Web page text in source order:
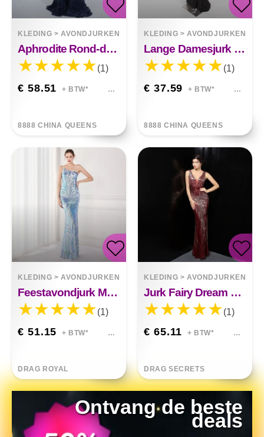
KLEDING >AVONDJURKEN
Aphrodite Rond-de-hals Betoverde Maxi-jurk
(1)
€ 58.51 + BTW*
8888 CHINA QUEENS
KLEDING >AVONDJURKEN
Lange Damesjurk Met Lange Mouwen En Pailletten
(1)
€ 37.59 + BTW*
8888 CHINA QUEENS
KLEDING >AVONDJURKEN
Feestavondjurk Met Lovertjes En Feeën
(1)
€ 51.15 + BTW*
DRAG ROYAL
KLEDING >AVONDJURKEN
Jurk Fairy Dream Celebrity Party
(1)
€ 65.11 + BTW*
DRAG SECRETS
Ontvang de beste
deals